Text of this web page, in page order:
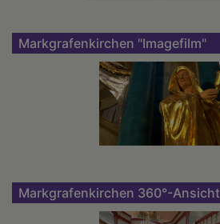
Markgrafenkirchen "Imagefilm"
Markgrafenkirchen 360°-Ansicht